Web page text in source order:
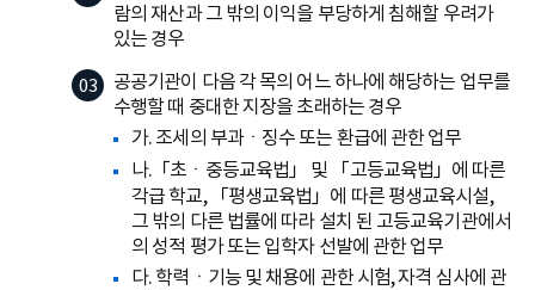
람의 재산과 그 밖의 이익을 부당하게 침해할 우려가
있는 경우
공공기관이 다음 각 목의 어느 하나에 해당하는 업무를
수행할 때 중대한 지장을 초래하는 경우
가. 조세의 부과ㆍ징수 또는 환급에 관한 업무
나.「초ㆍ중등교육법」 및 「고등교육법」에 따른
각급 학교, 「평생교육법」에 따른 평생교육시설,
그 밖의 다른 법률에 따라 설치 된 고등교육기관에서
의 성적 평가 또는 입학자 선발에 관한 업무
다. 학력ㆍ기능 및 채용에 관한 시험, 자격 심사에 관